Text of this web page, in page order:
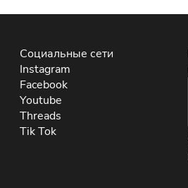
Социальные сети
Instagram
Facebook
Youtube
Threads
Tik Tok